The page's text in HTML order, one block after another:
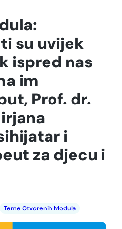
su uvijek
ispred nas
im
Prof. dr.
i
za djecu i
Teme Otvorenih Modula